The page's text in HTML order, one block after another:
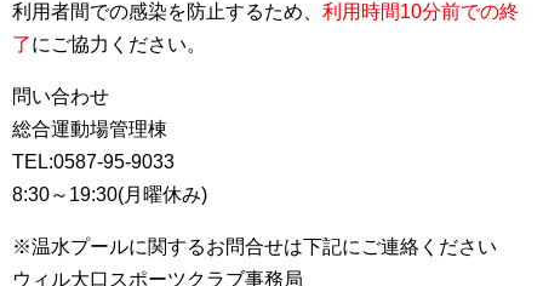
利用者間での感染を防止するため、 利用時間10分前での終
了にご協力ください。
問い合わせ
総合運動場管理棟
TEL:0587-95-9033
8:30～19:30(月曜休み)
※温水プールに関するお問合せは下記にご連絡ください
ウィル大口スポーツクラブ事務局